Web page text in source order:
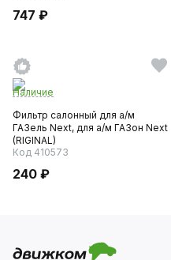
747 ₽
Наличие
Фильтр салонный для а/м
ГАЗель Next, для а/м ГАЗон Next
(RIGINAL)
Код 410573
240 ₽